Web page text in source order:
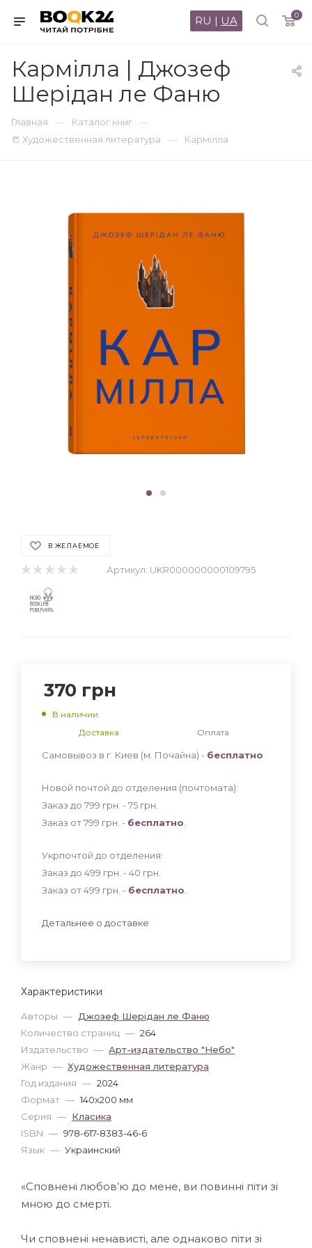
0
RU | UA
Кармілла | Джозеф
Шерідан ле Фаню
Главная — Каталог книг —
📒 Художественная литература — Кармілла
В ЖЕЛАЕМОЕ
Артикул: UKR000000000109795
Характеристики
Авторы — Джозеф Шерідан ле Фаню
Количество страниц — 264
Издательство — Арт-издательство "Небо"
Жанр — Художественная литература
Год издания — 2024
Формат — 140x200 мм
Серия — Класика
ISBN — 978-617-8383-46-6
Язык — Украинский
370 грн
В наличии
Доставка
Оплата
Самовывоз в г. Киев (м. Почайна) - бесплатно
Новой почтой до отделения (почтомата):
Заказ до 799 грн. - 75 грн
Заказ от 799 грн. - бесплатно
Укрпочтой до отделения:
Заказ до 499 грн. - 40 грн
Заказ от 499 грн. - бесплатно
Детальнее о доставке
«Сповнені любов’ю до мене, ви повинні піти зі
мною до смерті.
Чи сповнені ненависті, але однаково піти зі